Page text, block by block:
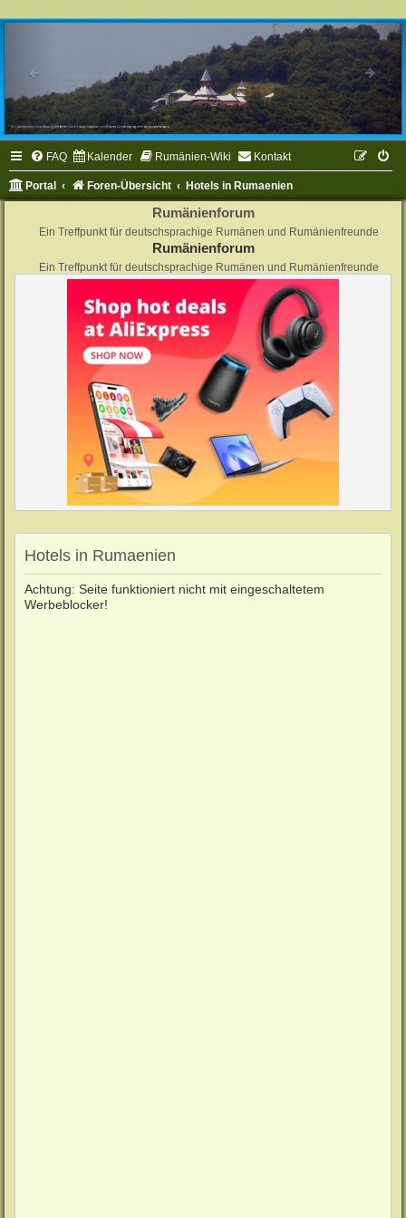
FAQ Kalender Rumänien-Wiki Kontakt
Portal Foren-Übersicht Hotels in Rumaenien
Rumänienforum
Ein Treffpunkt für deutschsprachige Rumänen und Rumänienfreunde
Rumänienforum
Ein Treffpunkt für deutschsprachige Rumänen und Rumänienfreunde
Hotels in Rumaenien
Achtung: Seite funktioniert nicht mit eingeschaltetem
Werbeblocker!